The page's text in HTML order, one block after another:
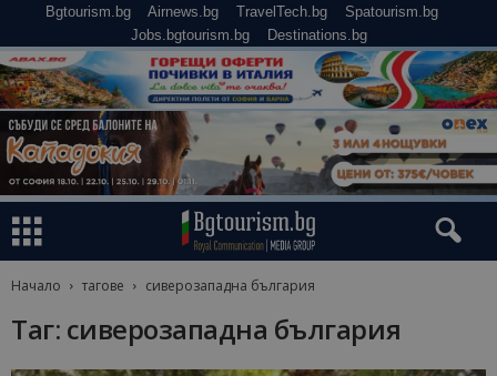
Bgtourism.bg Airnews.bg TravelTech.bg
Spatourism.bg
Jobs.bgtourism.bg
Destinations.bg
Начало тагове сиверозападна българия
Таг: сиверозападна българия